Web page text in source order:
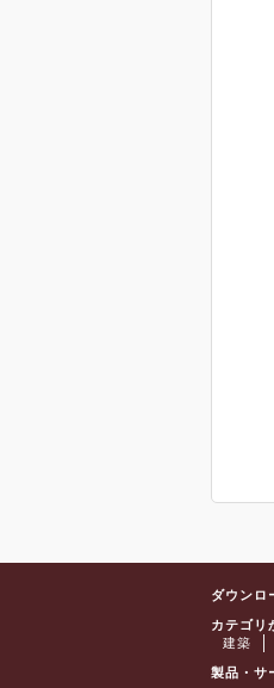
ダウンロ
カテゴリ
建築
製品・サ